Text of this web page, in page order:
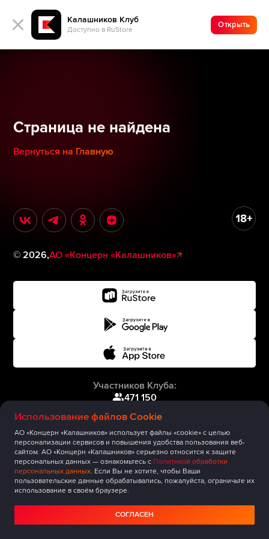
Калашников Клуб
Доступно в RuStore
Открыть
Использование файлов Cookie
АО «Концерн «Калашников» использует файлы «cookie» с целью
персонализации сервисов и повышения удобства пользования веб-
сайтом. АО «Концерн «Калашников» серьезно относится к защите
персональных данных — ознакомьтесь с Политикой обработки
персональных данных. Если Вы не хотите, чтобы Ваши
пользовательские данные обрабатывались, пожалуйста, ограничьте их
использование в своём браузере.
СОГЛАСЕН
Страница не найдена
Вернуться на Главную
©2026,АО «Концерн «Калашников»
Участников Клуба:
471 150